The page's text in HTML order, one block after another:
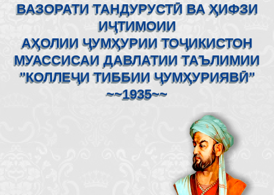
ВАЗОРАТИ ТАНДУРУСТӢ ВА ҲИФЗИ
ИҶТИМОИИ
АҲОЛИИ ҶУМҲУРИИ ТОҶИКИСТОН
МУАССИСАИ ДАВЛАТИИ ТАЪЛИМИИ
"КОЛЛЕҶИ ТИББИИ ҶУМҲУРИЯВӢ"
~~1935~~